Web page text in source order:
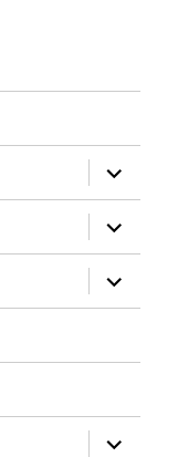
anzeigen
anzeigen
anzeigen